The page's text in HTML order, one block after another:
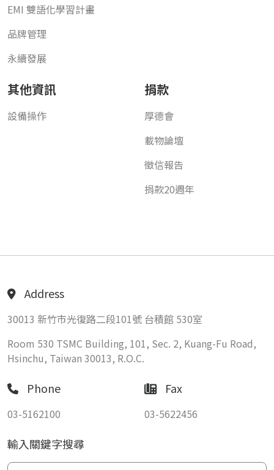
EMI 雙語化學習計畫
品牌管理
永續發展
其他資訊
設備操作
捐款
厚德會
載物論壇
徵信報告
捐款20週年
Address
30013 新竹市光復路二段101號 台積館 530室
Room 530 TSMC Building, 101, Sec. 2, Kuang-Fu Road,
Hsinchu, Taiwan 30013, R.O.C.
Phone
03-5162100
Fax
03-5622456
輸入關鍵字搜尋